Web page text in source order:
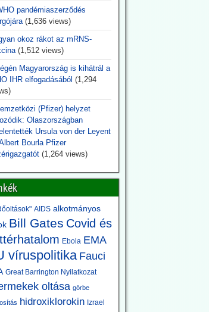
pandémiaszerződés
(1,636 views)
okoz rákot az mRNS-
(1,512 views)
Magyarország is kihátrál a
IHR elfogadásából (1,294
(Pfizer) helyzet
Olaszországban
Ursula von der Leyent
Bourla Pfizer
(1,264 views)
AIDS alkotmányos
Bill Gates Covid és
Ebola EMA
víruspolitika Fauci
Great Barrington Nyilatkozat
oltása görbe
hidroxiklorokin Izrael